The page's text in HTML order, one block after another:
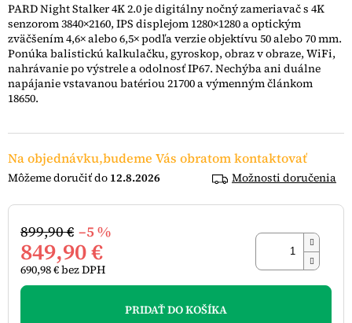
Na objednávku,budeme Vás obratom kontaktovať
12.8.2026 Možnosti doručenia
899,90 € –5 %
849,90 €
690,98 € bez DPH
Jednotková
PRIDAŤ DO KOŠÍKA
PARD Night Stalker 4K 2.0 je digitálny nočný zameriavač s 4K
senzorom 3840×2160, IPS displejom 1280×1280 a optickým
zväčšením 4,6× alebo 6,5× podľa verzie objektívu 50 alebo 70 mm.
Ponúka balistickú kalkulačku, gyroskop, obraz v obraze, WiFi,
nahrávanie po výstrele a odolnosť IP67. Nechýba ani duálne
napájanie vstavanou batériou 21700 a výmenným článkom
18650.
5
hviezdičiek.